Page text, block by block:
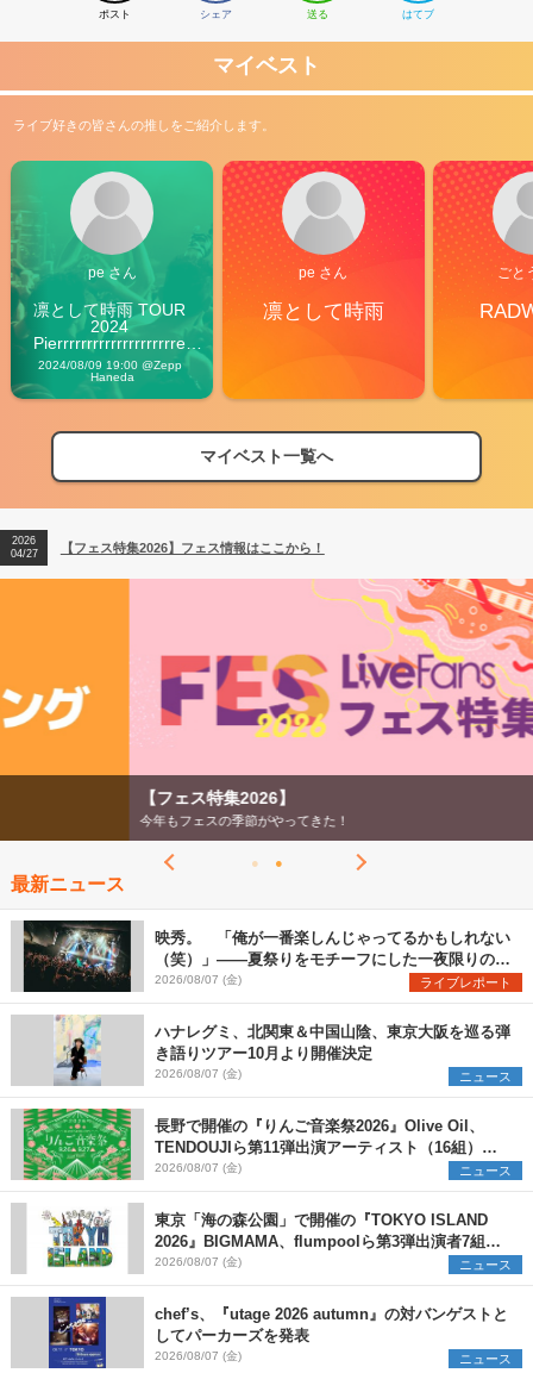
ポスト シェア 送る はてブ
マイベスト
ライブ好きの皆さんの推しをご紹介します。
pe さん
凛として時雨 TOUR
2024
Pierrrrrrrrrrrrrrrrrrrre
Vibes
2024/08/09 19:00 @Zepp
Haneda
pe さん
凛として時雨
ごと
マイベスト一覧へ
【フェス特集2026】フェス情報はここから！
【ライブ動員ランキング】2026年上半期編発表！
2026
04/27
【フェス特集2026】フェス情報はここから！
2026
【ライブ動員ランキング】2026年上半期編発表！
【フェス特集2026】
今年もフェスの季節がやってきた！
最新ニュース
映秀。 「俺が一番楽しんじゃってるかもしれない
（笑）」――夏祭りをモチーフにした一夜限りのス
ペシャルライブ『色祭』レポート
2026/08/07 (金) ライブレポート
ハナレグミ、北関東＆中国山陰、東京大阪を巡る弾
き語りツアー10月より開催決定
2026/08/07 (金) ニュース
長野で開催の『りんご音楽祭2026』Olive Oil、
TENDOUJIら第11弾出演アーティスト（16組）を
発表
2026/08/07 (金) ニュース
東京「海の森公園」で開催の『TOKYO ISLAND
2026』BIGMAMA、flumpoolら第3弾出演者7組を
発表 ワークショップ・アート出展者を募集
2026/08/07 (金) ニュース
chef’s、『utage 2026 autumn』の対バンゲストと
してパーカーズを発表
2026/08/07 (金) ニュース